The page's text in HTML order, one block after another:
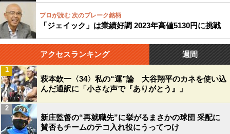
プロが読む 次のブレーク銘柄
「ジェイック」は業績好調 2023年高値5130円に挑戦
アクセスランキング 週間
萩本欽一〈34〉私の“運”論 大谷翔平のカネを使い込
んだ通訳に「小さな声で『ありがとう』」
1
新庄監督の“再就職先”に挙がるまさかの球団 采配に
賛否もチームのテコ入れ役にうってつけ
2